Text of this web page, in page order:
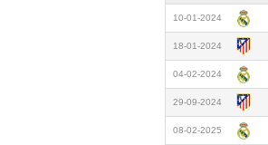
10-01-2024
18-01-2024
04-02-2024
29-09-2024
08-02-2025